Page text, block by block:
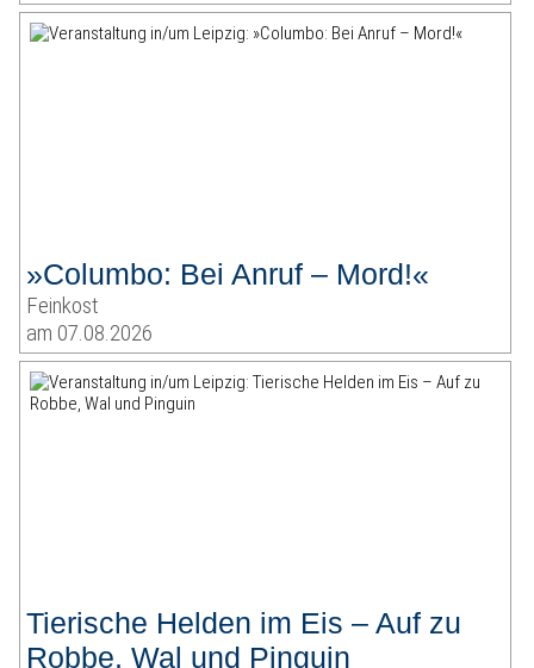
»Columbo: Bei Anruf – Mord!«
Feinkost
am 07.08.2026
Tierische Helden im Eis – Auf zu
Robbe, Wal und Pinguin